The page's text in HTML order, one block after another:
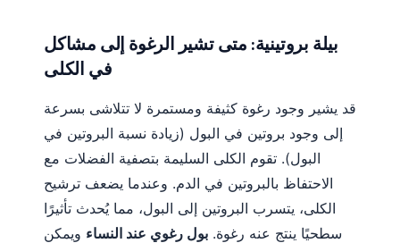
بيلة بروتينية: متى تشير الرغوة إلى مشاكل
في الكلى
قد يشير وجود رغوة كثيفة ومستمرة لا تتلاشى بسرعة
إلى وجود بروتين في البول (زيادة نسبة البروتين في
البول). تقوم الكلى السليمة بتصفية الفضلات مع
الاحتفاظ بالبروتين في الدم. وعندما يضعف ترشيح
الكلى، يتسرب البروتين إلى البول، مما يُحدث تأثيرًا
سطحيًا ينتج عنه رغوة. بول رغوي عند النساء ويمكنSvenska
Bosanski
Azərbaycan dili
Eesti
日本語
Čeština
ქართული